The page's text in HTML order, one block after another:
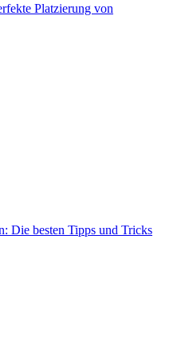
Platzierung von
Die besten Tipps und Tricks